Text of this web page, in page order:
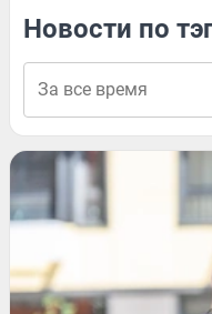
Новости по